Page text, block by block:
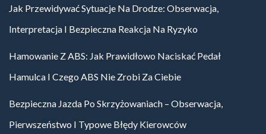
Jak Przewidywać Sytuacje Na Drodze: Obserwacja,
Interpretacja I Bezpieczna Reakcja Na Ryzyko
Hamowanie Z ABS: Jak Prawidłowo Naciskać Pedał
Hamulca I Czego ABS Nie Zrobi Za Ciebie
Bezpieczna Jazda Po Skrzyżowaniach – Obserwacja,
Pierwszeństwo I Typowe Błędy Kierowców